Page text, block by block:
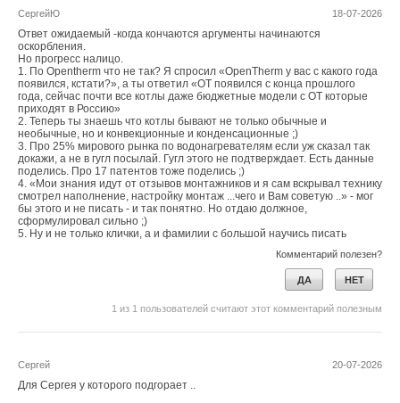
18-07-2026
СергейЮ
Ответ ожидаемый -когда кончаются аргументы начинаются
оскорбления.
Но прогресс налицо.
1. По Opentherm что не так? Я спросил «OpenTherm у вас с какого года
появился, кстати?», а ты ответил «ОТ появился с конца прошлого
года, сейчас почти все котлы даже бюджетные модели с ОТ которые
приходят в Россию»
2. Теперь ты знаешь что котлы бывают не только обычные и
необычные, но и конвекционные и конденсационные ;)
3. Про 25% мирового рынка по водонагревателям если уж сказал так
докажи, а не в гугл посылай. Гугл этого не подтверждает. Есть данные
поделись. Про 17 патентов тоже поделись ;)
4. «Мои знания идут от отзывов монтажников и я сам вскрывал технику
смотрел наполнение, настройку монтаж ...чего и Вам советую ..» - мог
бы этого и не писать - и так понятно. Но отдаю должное,
сформулировал сильно ;)
5. Ну и не только клички, а и фамилии с большой научись писать
Комментарий полезен?
ДА НЕТ
1 из 1 пользователей считают этот комментарий полезным
20-07-2026
Сергей
Для Сергея у которого подгорает ..